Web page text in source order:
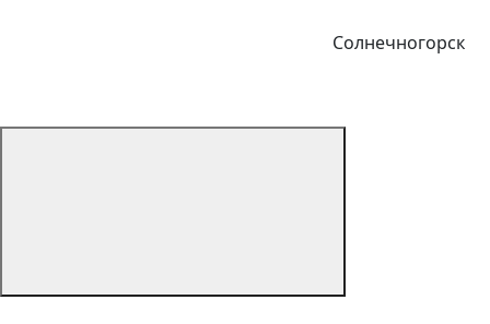
Солнечногорск